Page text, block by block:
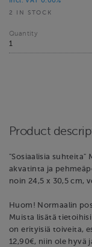
2 IN STOCK
Quantity
Product
"Sosiaalisia suhteita"
akvatinta ja
noin 24,5 x 30,5 cm,
Huom! Normaalin
Muista lisätä
on erityisiä toiveita,
12,90€, niin ole hyvä